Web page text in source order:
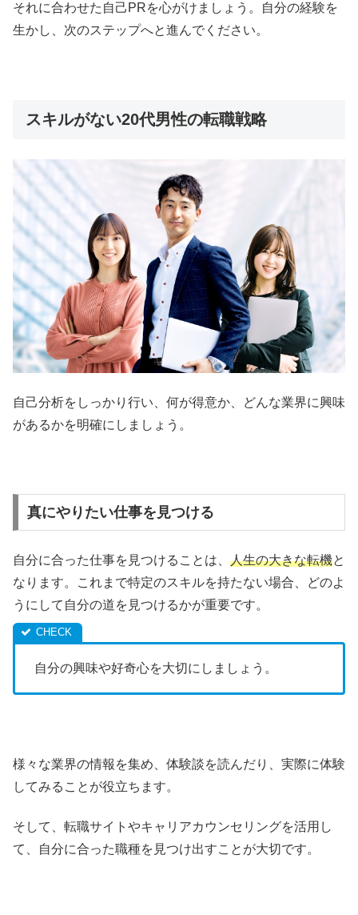
それに合わせた自己PRを心がけましょう。自分の経験を
生かし、次のステップへと進んでください。
スキルがない20代男性の転職戦略
自己分析をしっかり行い、何が得意か、どんな業界に興味
があるかを明確にしましょう。
真にやりたい仕事を見つける
自分に合った仕事を見つけることは、 人生の大きな転機と
なります。これまで特定のスキルを持たない場合、どのよ
うにして自分の道を見つけるかが重要です。
自分の興味や好奇心を大切にしましょう。
様々な業界の情報を集め、体験談を読んだり、実際に体験
してみることが役立ちます。
そして、転職サイトやキャリアカウンセリングを活用し
て、自分に合った職種を見つけ出すことが大切です。